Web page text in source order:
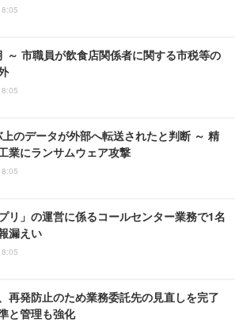
～ 市職員が飲食店関係者に関する市税等の
のデータが外部へ転送されたと判断 ～ 精
業にランサムウェア攻撃
リ」の運営に係るコールセンター業務で1名
漏えい
再発防止のため業務委託先の見直しを完了
と管理も強化